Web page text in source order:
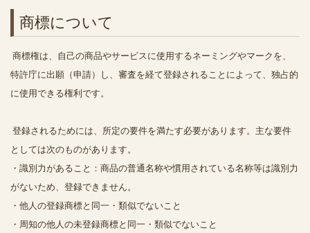
商標について
商標権は、自己の商品やサービスに使用するネーミングやマークを、
特許庁に出願（申請）し、審査を経て登録されることによって、独占的
に使用できる権利です。
登録されるためには、所定の要件を満たす必要があります。主な要件
としては次のものがあります。
・識別力があること：商品の普通名称や慣用されている名称等は識別力
がないため、登録できません。
・他人の登録商標と同一・類似でないこと
・周知の他人の未登録商標と同一・類似でないこと